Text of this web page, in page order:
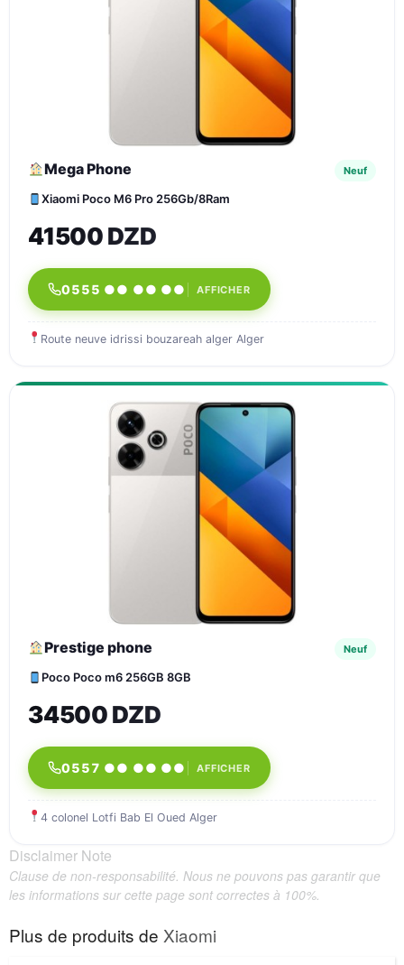
Mega Phone Neuf
Xiaomi Poco M6 Pro 256Gb/8Ram
41500 DZD
0555 ●● ●● ●● AFFICHER
Route neuve idrissi bouzareah alger Alger
Prestige phone Neuf
Poco Poco m6 256GB 8GB
34500 DZD
0557 ●● ●● ●● AFFICHER
4 colonel Lotfi Bab El Oued Alger
Disclaimer Note
Clause de non-responsabilité. Nous ne pouvons pas garantir que
les informations sur cette page sont correctes à 100%.
Plus de produits de Xiaomi